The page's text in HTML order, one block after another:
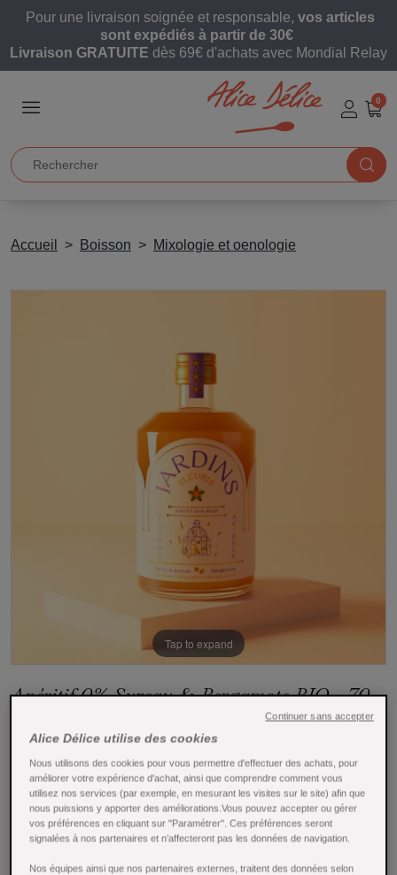
Pour une livraison soignée et responsable, vos articles
sont expédiés à partir de 30€
Livraison GRATUITE dès 69€ d'achats avec Mondial Relay
0
Accueil Boisson Mixologie et oenologie
Tap to expand
Apéritif 0% Sureau & Bergamote BIO - 70
Apéritif bio sans alcool Jardins 70cl – Fleurs de Sureau &
Bergamote. Une boisson florale et rafraîchissante, sans
sucre ajouté ni arômes artificiels. À savourer en apéritif ou
en cocktail sans alcool. Fabriqué en France.
En savoir plus
Alice Délice utilise des cookies
Nous utilisons des cookies pour vous permettre d'effectuer des achats, pour
améliorer votre expérience d'achat, ainsi que comprendre comment vous
utilisez nos services (par exemple, en mesurant les visites sur le site) afin que
nous puissions y apporter des améliorations.Vous pouvez accepter ou gérer
vos préférences en cliquant sur "Paramétrer". Ces préférences seront
signalées à nos partenaires et n’affecteront pas les données de navigation.
Nos équipes ainsi que nos partenaires externes, traitent des données selon
Continuer sans accepter